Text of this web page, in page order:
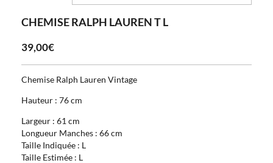
CHEMISE RALPH LAUREN T L
39,00€
Chemise Ralph Lauren Vintage
Hauteur : 76 cm
Largeur : 61 cm
Longueur Manches : 66 cm
Taille Indiquée : L
Taille Estimée : L